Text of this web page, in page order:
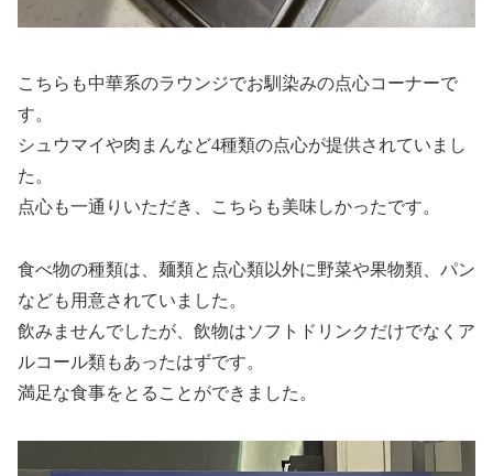
こちらも中華系のラウンジでお馴染みの点心コーナーで
す。
シュウマイや肉まんなど4種類の点心が提供されていまし
た。
点心も一通りいただき、こちらも美味しかったです。
食べ物の種類は、麺類と点心類以外に野菜や果物類、パン
なども用意されていました。
飲みませんでしたが、飲物はソフトドリンクだけでなくア
ルコール類もあったはずです。
満足な食事をとることができました。